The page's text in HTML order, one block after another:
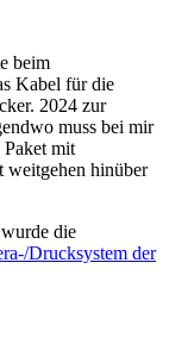
beim
Kabel für die
2024 zur
muss bei mir
mit
weitgehen hinüber
die
Drucksystem der